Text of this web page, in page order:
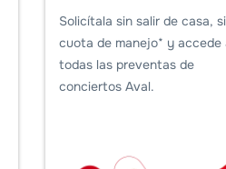
Solicítala sin salir de casa,
cuota de manejo* y accede
todas las preventas de
conciertos Aval.